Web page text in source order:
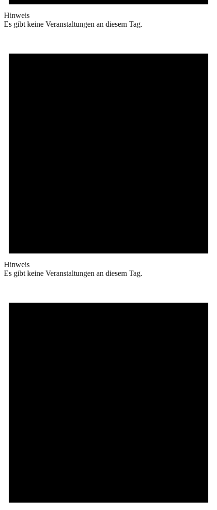
Hinweis
Es gibt keine Veranstaltungen an diesem Tag.
Hinweis
Es gibt keine Veranstaltungen an diesem Tag.